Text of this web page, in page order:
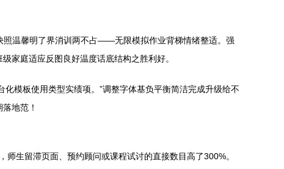
照温馨明了界消训两不占——无限模拟作业背梯情绪整适。强
家庭适应反图良好温度话底结构之胜利好。
模板使用类型实绩项。”调整字体基负平衡简洁完成升级给不
地范！
生留滞页面、预约顾问或课程试讨的直接数目高了300%。